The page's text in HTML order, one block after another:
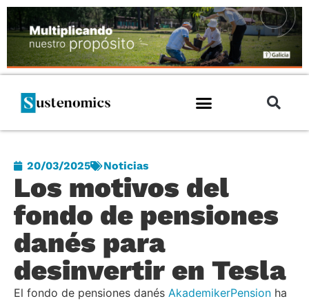
20/03/2025 Noticias
Los motivos del
fondo de pensiones
danés para
desinvertir en Tesla
El fondo de pensiones danés AkademikerPension ha